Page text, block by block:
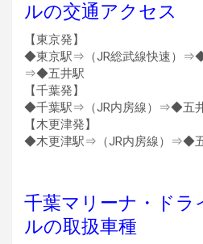
ルの交通アクセス
【東京発】
◆東京駅⇒（JR総武線快速）⇒◆
⇒◆五井駅
【千葉発】
◆千葉駅⇒（JR内房線）⇒◆五
【木更津発】
◆木更津駅⇒（JR内房線）⇒◆
千葉マリーナ・ドラ
ルの取扱車種